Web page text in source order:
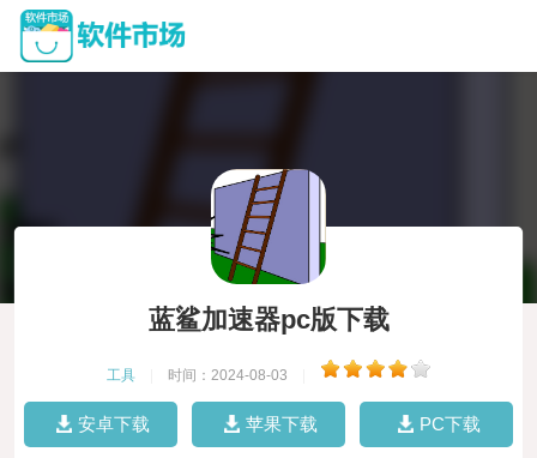
蓝鲨加速器pc版下载
工具 时间：2024-08-03
安卓下载 苹果下载 PC下载